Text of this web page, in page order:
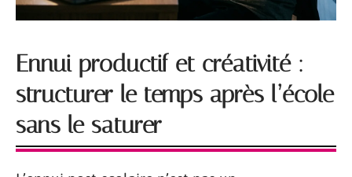
Ennui productif et créativité :
structurer le temps après l’école
sans le saturer